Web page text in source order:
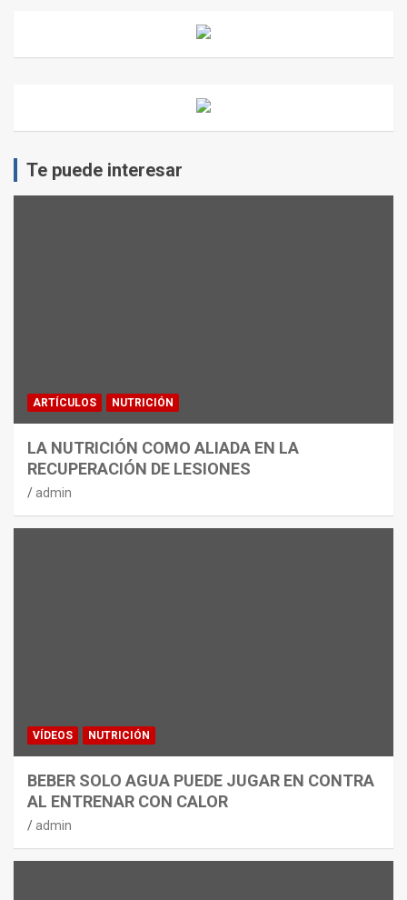
Te puede interesar
ARTÍCULOS NUTRICIÓN
LA NUTRICIÓN COMO ALIADA EN LA
RECUPERACIÓN DE LESIONES
admin
VÍDEOS NUTRICIÓN
BEBER SOLO AGUA PUEDE JUGAR EN CONTRA
AL ENTRENAR CON CALOR
admin